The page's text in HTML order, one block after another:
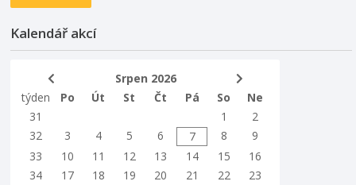
Kalendář akcí
Srpen 2026
týden
Po Út St Čt Pá So
Ne
31
1
2
32
3 4 5 6 7 8
9
33
10 11 12 13 14 15
16
34
17 18 19 20 21 22
23